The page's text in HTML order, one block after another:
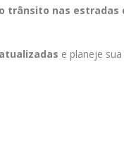
trânsito nas estradas
e planeje